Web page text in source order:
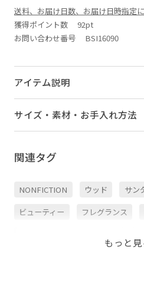
送料、お届け日数、お届け日時指定
獲得ポイント数 92pt
お問い合わせ番号 BSI16090
アイテム説明
サイズ・素材・お手入れ方法
関連タグ
NONFICTION ウッド サン
ビューティー フレグランス
もっと見